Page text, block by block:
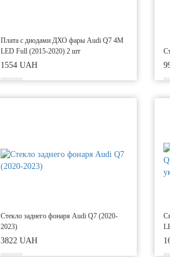
Плата с диодами ДХО фары Audi Q7 4M
LED Full (2015-2020) 2 шт
1554 UAH
Стекло заднего фонаря Audi Q7 (2020-
2023)
3822 UAH